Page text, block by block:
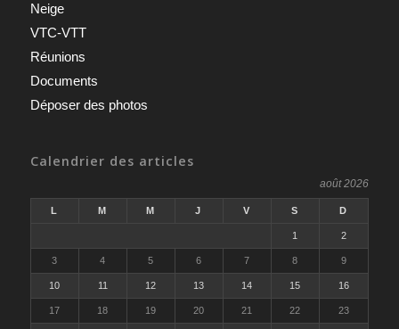
Neige
VTC-VTT
Réunions
Documents
Déposer des photos
Calendrier des articles
août 2026
L M M J V S D
1 2
3 4 5 6 7 8 9
10 11 12 13 14 15 16
17 18 19 20 21 22 23